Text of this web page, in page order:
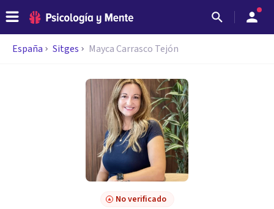
España Sitges Mayca Carrasco Tejón
No verificado